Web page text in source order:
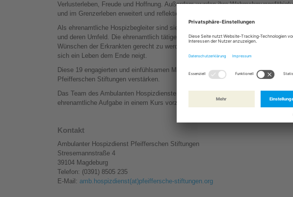
Verlusterleben, Freude und Hoffnung. Außerdem wurden ihre
und im Grenzerleben erweitert und reflektiert.
Als ehrenamtliche Hospizbegleiter sind sie gut vorbereitet auf den Kontakt mit
und deren Umfeld. Die ehrenamtlich tätigen Hospizbegleiter bringen Zeit mit, die
Wünschen der Erkrankten gerecht zu werden. Sie haben ein Ohr und Herz für
sich ein Leben dem Ende neigt.
Diese 19 engagierten und einfühlsamen Menschen werden nun das Team der
Pfeifferschen Stiftungen verstärken.
Das Team des Ambulanten Hospizdienstes der Pfeifferschen Stiftungen bietet
ehrenamtliche Aufgabe in einem Kurs vorzubereiten.
Kontakt
Ambulanter Hospizdienst Pfeifferschen Stiftungen
Stresemannstraße 4
39104 Magdeburg
Telefon: (0391) 8505 235
E-Mail: amb.hospizdienst(at)pfeiffersche-stiftungen.org